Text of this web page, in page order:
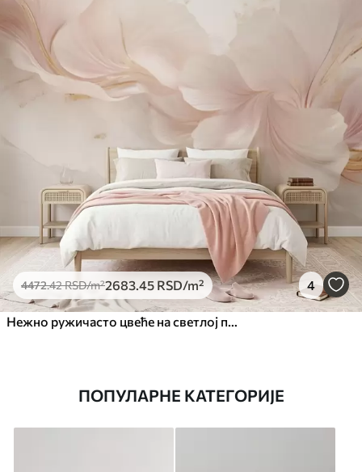
4472.42RSD/m²2683 .45 RSD/m² 4
ПОПУЛАРНЕ КАТЕГОРИЈЕ